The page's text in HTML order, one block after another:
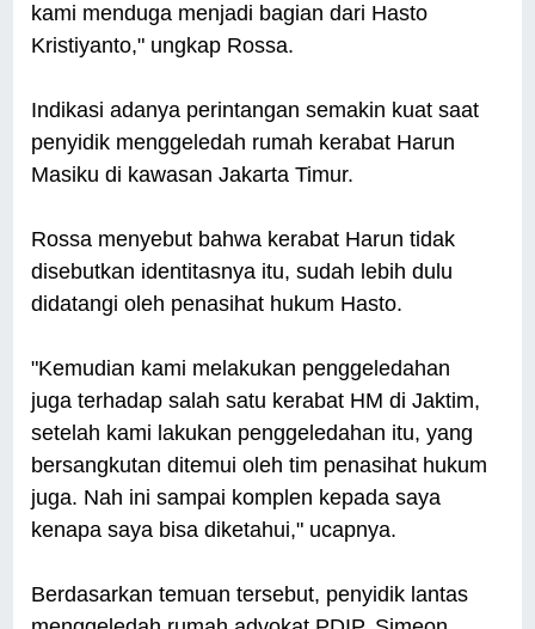
kami menduga menjadi bagian dari Hasto
Kristiyanto," ungkap Rossa.
Indikasi adanya perintangan semakin kuat saat
penyidik menggeledah rumah kerabat Harun
Masiku di kawasan Jakarta Timur.
Rossa menyebut bahwa kerabat Harun tidak
disebutkan identitasnya itu, sudah lebih dulu
didatangi oleh penasihat hukum Hasto.
"Kemudian kami melakukan penggeledahan
juga terhadap salah satu kerabat HM di Jaktim,
setelah kami lakukan penggeledahan itu, yang
bersangkutan ditemui oleh tim penasihat hukum
juga. Nah ini sampai komplen kepada saya
kenapa saya bisa diketahui," ucapnya.
Berdasarkan temuan tersebut, penyidik lantas